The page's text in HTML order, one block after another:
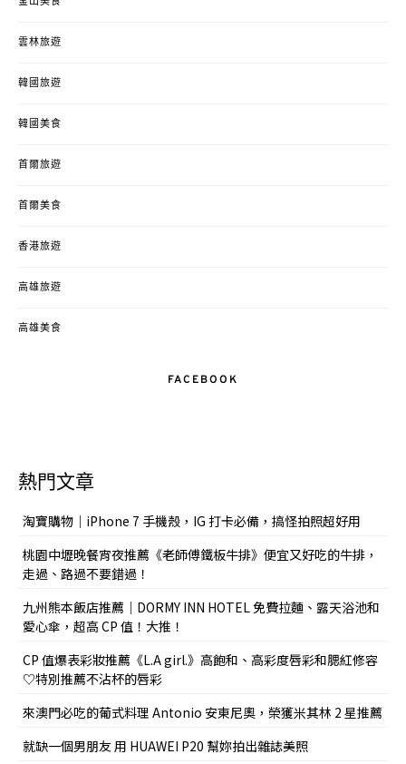
雲林旅遊
韓國旅遊
韓國美食
首爾旅遊
首爾美食
香港旅遊
高雄旅遊
高雄美食
FACEBOOK
熱門文章
淘寶購物｜iPhone 7 手機殼，IG 打卡必備，搞怪拍照超好用
桃園中壢晚餐宵夜推薦《老師傅鐵板牛排》便宜又好吃的牛排，
走過、路過不要錯過！
九州熊本飯店推薦｜DORMY INN HOTEL 免費拉麵、露天浴池和
愛心傘，超高 CP 值！大推！
CP 值爆表彩妝推薦《L.A girl.》高飽和、高彩度唇彩和腮紅修容
♡特別推薦不沾杯的唇彩
來澳門必吃的葡式料理 Antonio 安東尼奧，榮獲米其林 2 星推薦
就缺一個男朋友 用 HUAWEI P20 幫妳拍出雜誌美照